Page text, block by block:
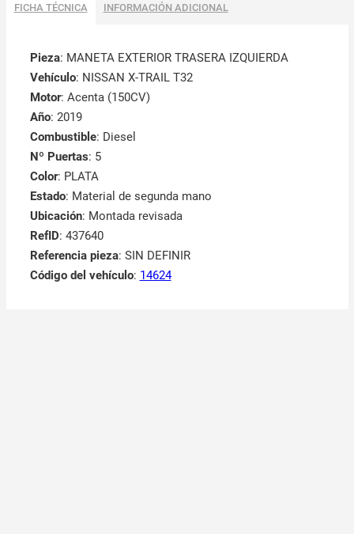
FICHA TÉCNICA INFORMACIÓN ADICIONAL
Pieza: MANETA EXTERIOR TRASERA IZQUIERDA
Vehículo: NISSAN X-TRAIL T32
Motor: Acenta (150CV)
Año: 2019
Combustible: Diesel
Nº Puertas: 5
Color: PLATA
Estado: Material de segunda mano
Ubicación: Montada revisada
RefID: 437640
Referencia pieza: SIN DEFINIR
Código del vehículo: 14624